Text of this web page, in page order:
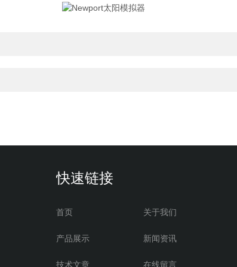
快速链接
首页 关于我们
产品展示 新闻资讯
技术文章 在线留言